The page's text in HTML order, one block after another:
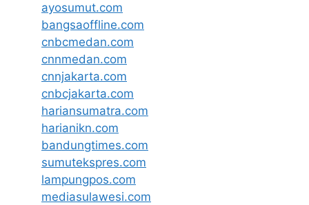
ayosumut.com
bangsaoffline.com
cnbcmedan.com
cnnmedan.com
cnnjakarta.com
cnbcjakarta.com
hariansumatra.com
harianikn.com
bandungtimes.com
sumutekspres.com
lampungpos.com
mediasulawesi.com